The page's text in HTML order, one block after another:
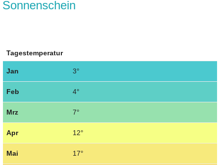
Sonnenschein
Tagestemperatur
Jan 3°
Feb 4°
Mrz 7°
Apr 12°
Mai 17°